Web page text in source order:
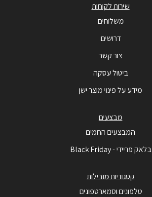
שירות לקוחות
משלוחים
דרושים
צור קשר
ביטול עסקה
מידע על פינוי מוצר ישן
מבצעים
המבצעים החמים
בלאק פריידי - Black Friday
קטגוריות מובילות
טלפונים וסמארטפונים